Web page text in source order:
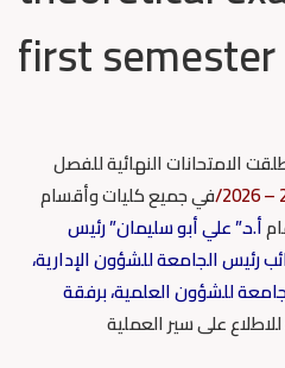
first
الامتحانات النهائية للفصل
في جميع كليات وأقسام
أ.د.” علي أبو سليمان” رئيس
رئيس الجامعة للشؤون الإدارية،
للشؤون العلمية، برفقة
على سير العملية